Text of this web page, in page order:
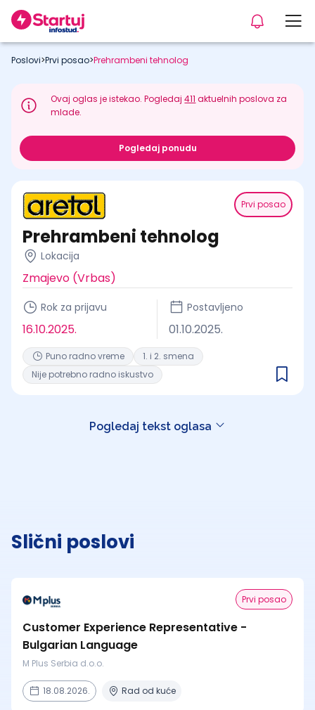
Poslovi>Prvi posao>Prehrambeni tehnolog
Ovaj oglas je istekao. Pogledaj411 aktuelnih poslova za
mlade.
Pogledaj ponudu
Prvi posao
Prehrambeni tehnolog
Lokacija
Zmajevo (Vrbas)
Rok za prijavu
16.10.2025.
Postavljeno
01.10.2025.
Puno radno vreme
1. i 2. smena
Nije potrebno radno iskustvo
Pogledaj tekst oglasa
Slični poslovi
Prvi posao
Customer Experience Representative -
Bulgarian Language
M Plus Serbia d.o.o.
18.08.2026. Rad od kuće